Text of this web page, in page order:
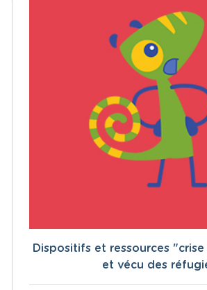
Dispositifs et ressources
et vécu des